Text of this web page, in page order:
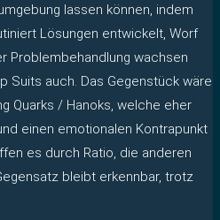
lassen können, indem
Lösungen entwickelt, Worf
Problembehandlung wachsen
Suits auch. Das Gegenstück wäre
Quarks / Hanoks, welche eher
einen emotionalen Kontrapunkt
es durch Ratio, die anderen
bleibt erkennbar, trotz